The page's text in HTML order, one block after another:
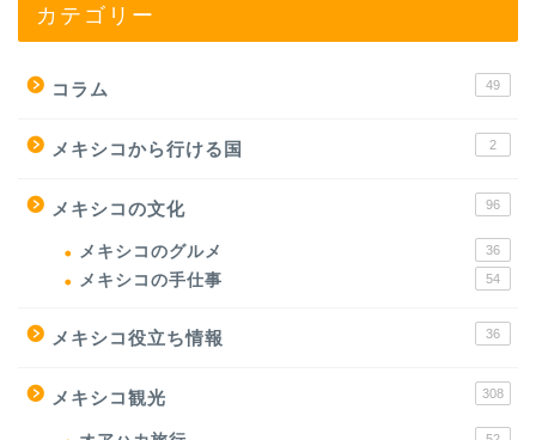
カテゴリー
コラム 49
メキシコから行ける国 2
メキシコの文化 96
メキシコのグルメ 36
メキシコの手仕事 54
メキシコ役立ち情報 36
メキシコ観光 308